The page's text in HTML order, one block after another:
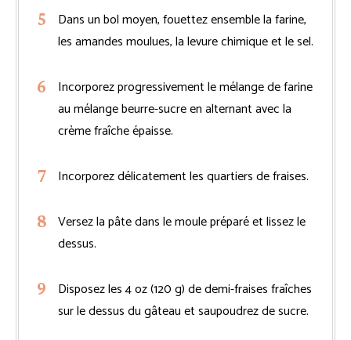
Dans un bol moyen, fouettez ensemble la farine,
les amandes moulues, la levure chimique et le sel.
Incorporez progressivement le mélange de farine
au mélange beurre-sucre en alternant avec la
crème fraîche épaisse.
Incorporez délicatement les quartiers de fraises.
Versez la pâte dans le moule préparé et lissez le
dessus.
Disposez les 4 oz (120 g) de demi-fraises fraîches
sur le dessus du gâteau et saupoudrez de sucre.